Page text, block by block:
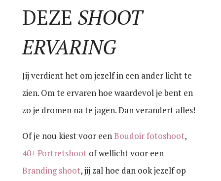
DEZE SHOOT
ERVARING
Jij verdient het om jezelf in een ander licht te
zien. Om te ervaren hoe waardevol je bent en
zo je dromen na te jagen. Dan verandert alles!
Of je nou kiest voor eenBoudoir fotoshoot,
40+ Portretshootof wellicht voor een
Branding shoot, jij zal hoe dan ook jezelf op